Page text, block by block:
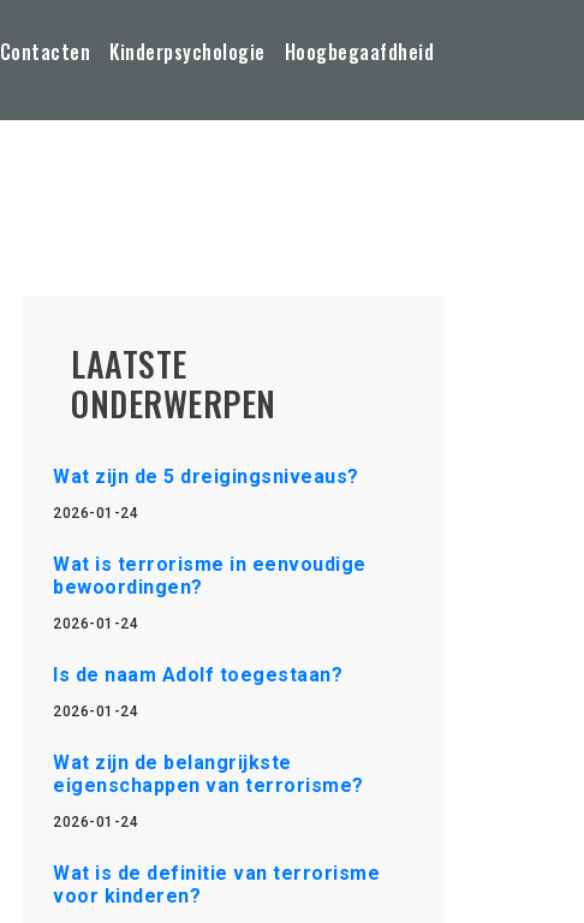
Contacten Kinderpsychologie Hoogbegaafdheid
LAATSTE
ONDERWERPEN
Wat zijn de 5 dreigingsniveaus?
2026-01-24
Wat is terrorisme in eenvoudige
bewoordingen?
2026-01-24
Is de naam Adolf toegestaan?
2026-01-24
Wat zijn de belangrijkste
eigenschappen van terrorisme?
2026-01-24
Wat is de definitie van terrorisme
voor kinderen?